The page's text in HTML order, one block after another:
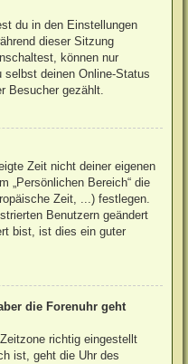
du in den Einstellungen
dieser Sitzung
können nur
selbst deinen Online-Status
Besucher gezählt.
Zeit nicht deiner eigenen
„Persönlichen Bereich“ die
Zeit, ...) festlegen.
Benutzern geändert
bist, ist dies ein guter
die Forenuhr geht
richtig eingestellt
ist, geht die Uhr des